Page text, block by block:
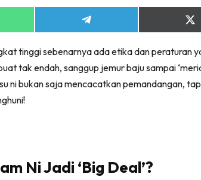
Bilik Tidur
Ruang Tamu
Lagi
Hotel
Share
on
on
tinggi sebenarnya ada etika dan peraturan
tak endah, sanggup jemur baju sampai
ni bukan saja mencacatkan pemandangan,
Ni Jadi ‘Big Deal’?